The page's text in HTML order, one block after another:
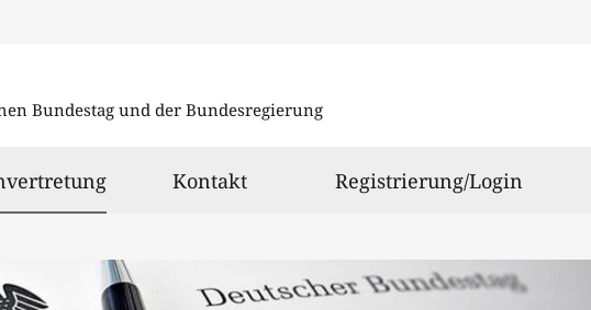
Bundestag und der Bundesregierung
ausgewählt
Kontakt Registrierung/Login